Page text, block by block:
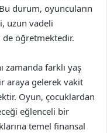
durum, oyuncuların
uzun vadeli
de öğretmektedir.
zamanda farklı yaş
araya gelerek vakit
Oyun, çocuklardan
eğlenceli bir
temel finansal